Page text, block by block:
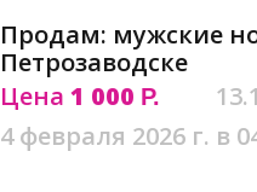
Продам: мужские
Петрозаводске
Цена 1 000 Р.
4 февраля 2026 г. в